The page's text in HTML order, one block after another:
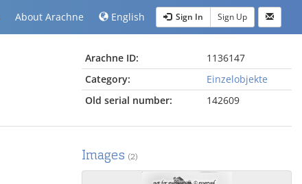
About Arachne English Sign In Sign Up
Arachne ID:
1136147
Category:
Einzelobjekte
Old serial number:
142609
Images (2)